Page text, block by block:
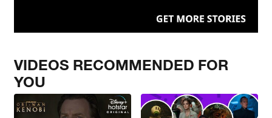
VIDEOS RECOMMENDED FOR
YOU